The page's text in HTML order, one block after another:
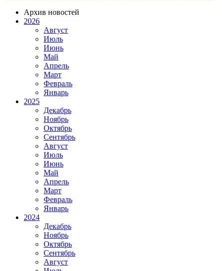
Архив новостей
2026
Август
Июль
Июнь
Май
Апрель
Март
Февраль
Январь
2025
Декабрь
Ноябрь
Октябрь
Сентябрь
Август
Июль
Июнь
Май
Апрель
Март
Февраль
Январь
2024
Декабрь
Ноябрь
Октябрь
Сентябрь
Август